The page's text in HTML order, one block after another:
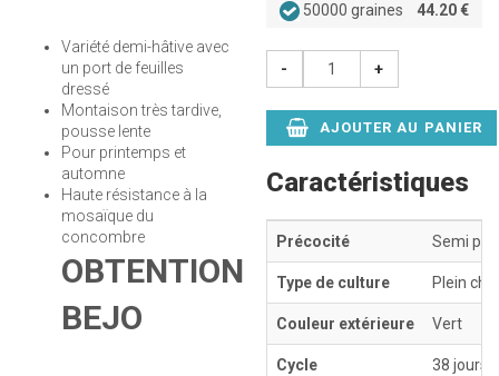
Variété demi-hâtive avec
un port de feuilles
dressé
Montaison très tardive,
pousse lente
Pour printemps et
automne
Haute résistance à la
mosaïque du
concombre
OBTENTION
BEJO
50000 graines 44.20 €
- +
AJOUTER AU PANIER
Caractéristiques
Précocité Semi
Type de culture Plein
Couleur extérieure Vert
Cycle 38 jours